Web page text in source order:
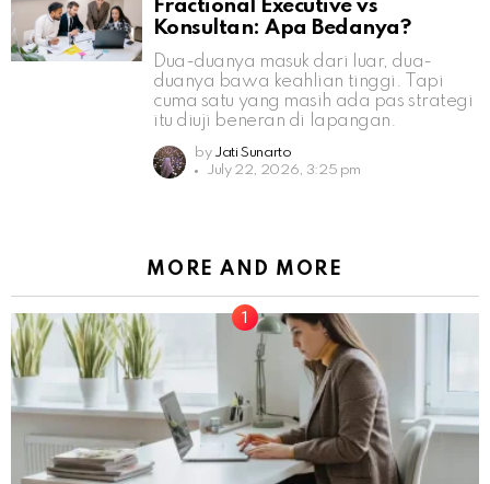
Fractional Executive vs
Konsultan: Apa Bedanya?
Dua-duanya masuk dari luar, dua-
duanya bawa keahlian tinggi. Tapi
cuma satu yang masih ada pas strategi
itu diuji beneran di lapangan.
by Jati Sunarto
July 22, 2026, 3:25 pm
MORE AND MORE